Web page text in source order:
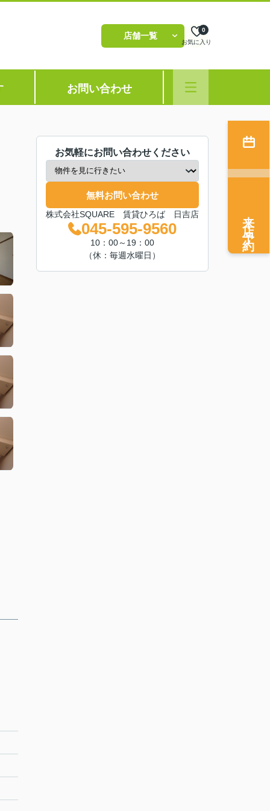
店舗一覧
お気に入り
0
お問い合わせ
お気軽にお問い合わせください
無料お問い合わせ
株式会社SQUARE 賃貸ひろば 日吉店
045-595-9560
10：00～19：00
（休：毎週水曜日）
来店予約